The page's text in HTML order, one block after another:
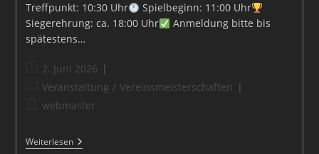
Treffpunkt: 10:30 Uhr
Spielbeginn: 11:00 Uhr
Siegerehrung: ca. 18:00 Uhr
Anmeldung bitte bis
spätestens…
Beitrag
veröffentlicht:
2. Juni 2026
Beitrags-
Kategorie:
Veranstaltung / Vereinsmeisterschaften
Beitrags-
webmaster
WeiterlesenVereinsmeisterschaften